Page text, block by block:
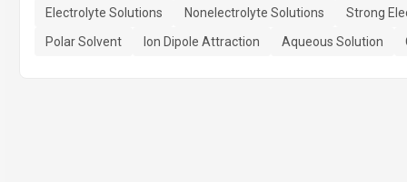
Electrolyte Solutions Nonelectrolyte Solutions
Strong
Polar Solvent
Ion Dipole Attraction Aqueous Solution